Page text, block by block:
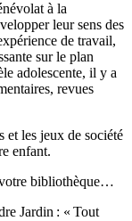
à la
leur sens des
de travail,
sur le plan
adolescente, il y a
revues
et les jeux de société
enfant.
bibliothèque…
Jardin : « Tout